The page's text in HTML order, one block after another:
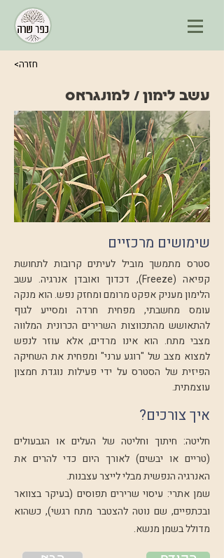
<חזרה
עשב לימון / למונגראס
שימושים מרכזיים
סטרס מתמשך מוביל לעיתים קרובות לתחושת
קפיאה (Freeze), דכדוך ואובדן אנרגיה. עשב
הלימון מעניק אפקט מרומם ומחזק נפש. הוא מנקה
עומס מחשבתי, מפחית חרדה ומסייע לגוף
להתאושש מהתכווצות השרירים הכרונית המלווה
מצבי מתח. הוא אינו מרדים, אלא עוזר לנפש
למצוא מצב של "רוגע ערני" ומפחית את השחיקה
הפיזית של הסטרס על ידי פעילות נוגדת חמצון
עוצמתית.
איך צורכים?
חליטה: חיתוך וחליטה של העלים או הגבעולים
(טריים או יבשים) לאורך היום כדי להרים את
האנרגיה הנפשית מבלי לייצר עצבנות.
שמן אתרי: עיסוי שרירים תפוסים (בעיקר בצוואר
ובכתפיים, שם נוטה להצטבר מתח רגשי), כשהוא
מדולל בשמן מנשא.